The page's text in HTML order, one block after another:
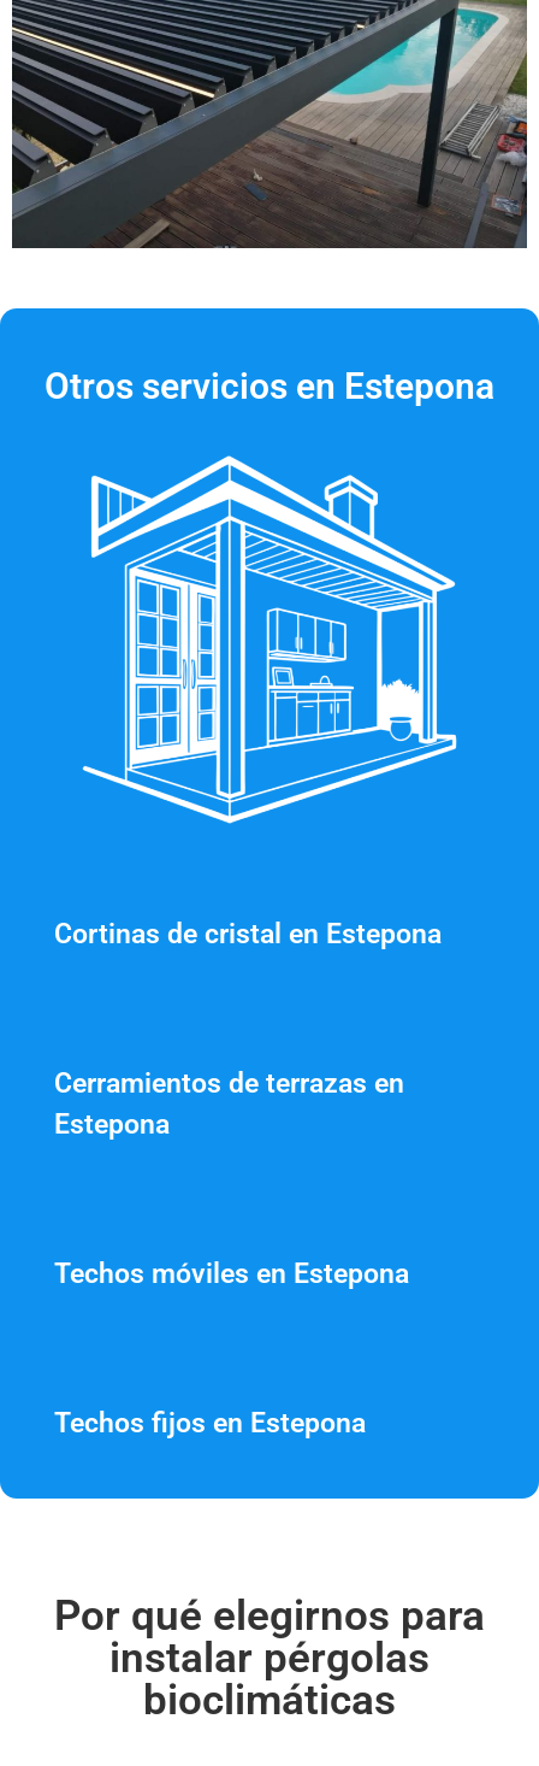
Otros servicios en Estepona
Cortinas de cristal en Estepona
Cerramientos de terrazas en
Estepona
Techos móviles en Estepona
Techos fijos en Estepona
Por qué elegirnos para
instalar pérgolas
bioclimáticas